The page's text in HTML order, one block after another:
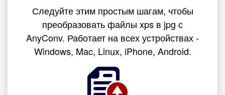
Следуйте этим простым шагам, чтобы
преобразовать файлы xps в jpg с
AnyConv. Работает на всех устройствах -
Windows, Mac, Linux, iPhone, Android.